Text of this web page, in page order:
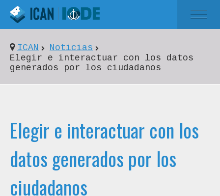
SOBRE ICAN
ICAN
Noticias
Elegir e interactuar con los datos
generados por los ciudadanos
Elegir e interactuar con los
datos generados por los
ciudadanos